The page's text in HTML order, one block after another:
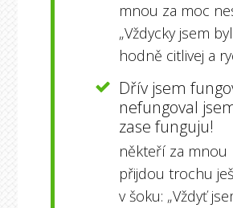
mnou za moc
„Vždycky jsem byl
hodně citlivej a
Dřív jsem
nefungoval
zase funguju!
někteří za mnou
přijdou trochu
v šoku: „Vždyť